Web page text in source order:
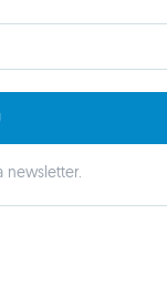
newsletter.